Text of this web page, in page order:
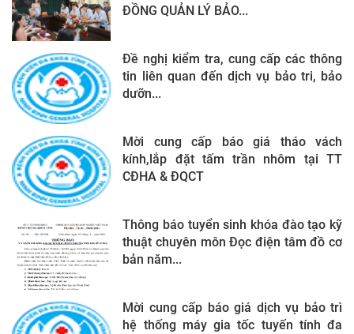
ĐỒNG QUẢN LÝ BẢO...
Đề nghị kiểm tra, cung cấp các thông
tin liên quan đến dịch vụ bảo tri, bảo
dưỡn...
Mời cung cấp báo giá tháo vách
kính,lắp đặt tấm trần nhôm tại TT
CĐHA & ĐQCT
Thông báo tuyển sinh khóa đào tạo kỹ
thuật chuyên môn Đọc điện tâm đồ cơ
bản năm...
Mời cung cấp báo giá dịch vụ bảo trì
hệ thống máy gia tốc tuyến tính đa